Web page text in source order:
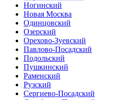
Ногинский
Новая Москва
Одинцовский
Озерский
Орехово-Зуевский
Павлово-Посадский
Подольский
Пушкинский
Раменский
Рузский
Сергиево-Посадский